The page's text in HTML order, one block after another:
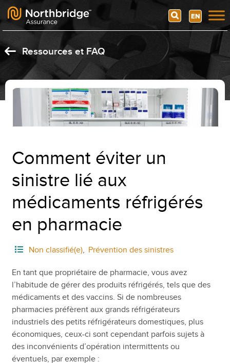
Skip to content
Search EN
Ressources et FAQ
Comment éviter un
sinistre lié aux
médicaments réfrigérés
en pharmacie
Non classifié(e), Prévention des sinistres
En tant que propriétaire de pharmacie, vous avez
l’habitude de gérer des produits réfrigérés, tels que des
médicaments et des vaccins. Si de nombreuses
pharmacies préfèrent aux grands réfrigérateurs
industriels des petits réfrigérateurs domestiques, plus
économiques, ceux-ci sont cependant parfois sujets à
des inconvénients d’opération intermittents ou
éventuels, par exemple :